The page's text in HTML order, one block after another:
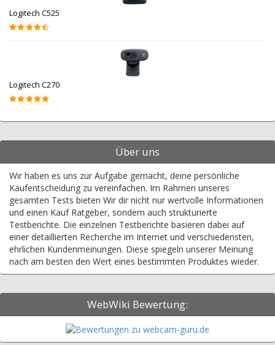
Logitech C525
Logitech C270
Über uns
Wir haben es uns zur Aufgabe gemacht, deine persönliche
Kaufentscheidung zu vereinfachen. Im Rahmen unseres
gesamten Tests bieten Wir dir nicht nur wertvolle Informationen
und einen Kauf Ratgeber, sondern auch strukturierte
Testberichte. Die einzelnen Testberichte basieren dabei auf
einer detaillierten Recherche im Internet und verschiedensten,
ehrlichen Kundenmeinungen. Diese spiegeln unserer Meinung
nach am besten den Wert eines bestimmten Produktes wieder.
WebWiki Bewertung: